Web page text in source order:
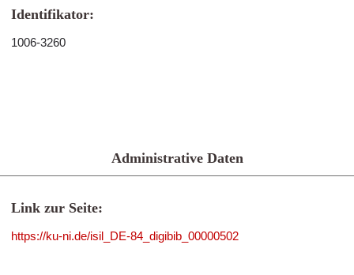
Identifikator:
1006-3260
Administrative Daten
Link zur Seite:
https://ku-ni.de/isil_DE-84_digibib_00000502